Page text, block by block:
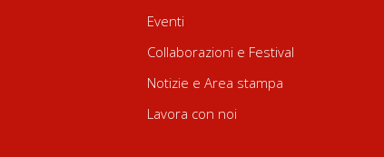
Eventi
Collaborazioni e Festival
Notizie e Area stampa
Lavora con noi